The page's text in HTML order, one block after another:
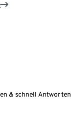
& schnell Antworten